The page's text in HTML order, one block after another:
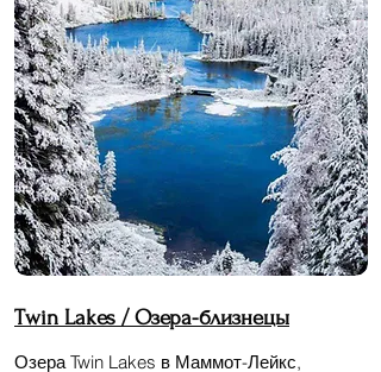
Twin Lakes /Озера-близнецы
Озера Twin Lakes в Маммот-Лейкс,